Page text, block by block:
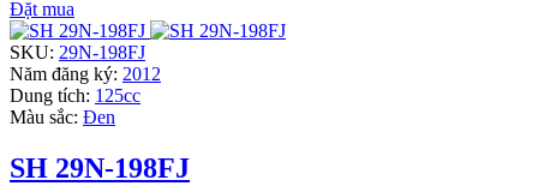
Đặt mua
SKU: 29N-198FJ
Năm đăng ký: 2012
Dung tích: 125cc
Màu sắc: Đen
SH 29N-198FJ